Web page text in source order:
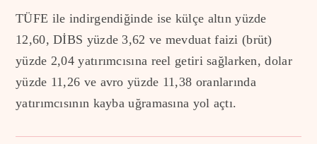
TÜFE ile indirgendiğinde ise külçe altın yüzde
12,60, DİBS yüzde 3,62 ve mevduat faizi (brüt)
yüzde 2,04 yatırımcısına reel getiri sağlarken, dolar
yüzde 11,26 ve avro yüzde 11,38 oranlarında
yatırımcısının kayba uğramasına yol açtı.